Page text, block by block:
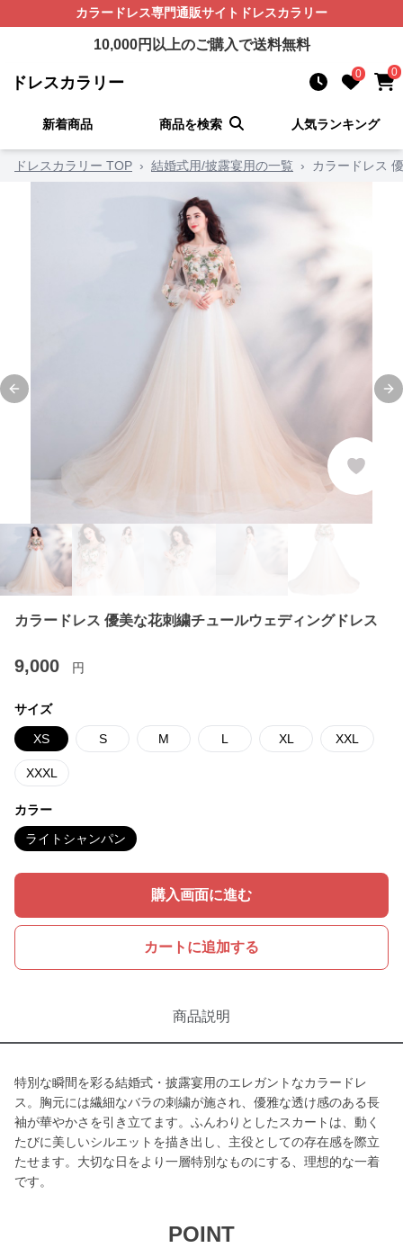
カラードレス専門通販サイト ドレスカラリー
10,000円以上のご購入で送料無料
ドレスカラリー 0 0
新着商品 商品を検索 人気ランキング
ドレスカラリー TOP › 結婚式用/披露宴用の一覧 › カラードレス
Previous slide
カラードレス 優美な花刺繍チュールウェディングドレス
9,000 円
サイズ
XS S M L XL XXL
XXXL
カラー
ライトシャンパン
購入画面に進む
カートに追加する
商品説明
特別な瞬間を彩る結婚式・披露宴用のエレガントなカラードレ
ス。胸元には繊細なバラの刺繍が施され、優雅な透け感のある長
袖が華やかさを引き立てます。ふんわりとしたスカートは、動く
たびに美しいシルエットを描き出し、主役としての存在感を際立
たせます。大切な日をより一層特別なものにする、理想的な一着
です。
POINT